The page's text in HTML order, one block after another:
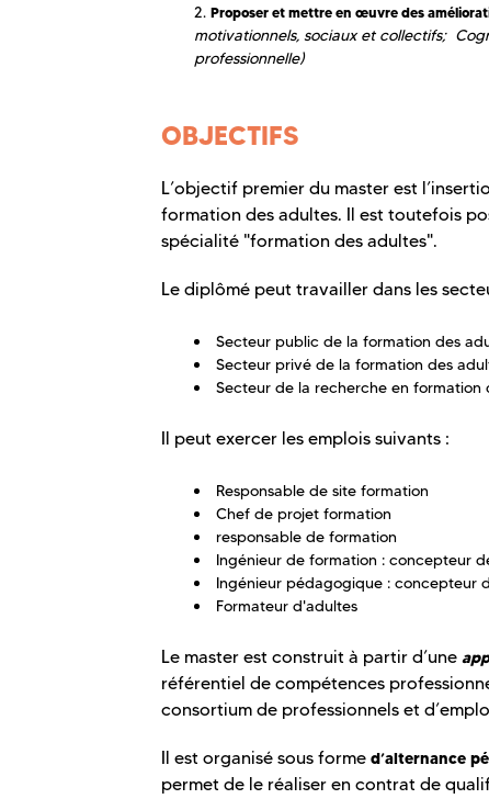
Proposer et mettre en œuvre des
motivationnels, sociaux et collectifs;
professionnelle)
OBJECTIFS
L’objectif premier du master est
formation des adultes. Il est toutefois
spécialité "formation des adultes".
Le diplômé peut travailler dans les
Secteur public de la formation des
Secteur privé de la formation des
Secteur de la recherche en formation
Il peut exercer les emplois suivants :
Responsable de site formation
Chef de projet formation
responsable de formation
Ingénieur de formation : concepteur
Ingénieur pédagogique : concepteur
Formateur d'adultes
Le master est construit à partir d’une
référentiel de compétences
consortium de professionnels et
Il est organisé sous forme d’alternance
permet de le réaliser en contrat de